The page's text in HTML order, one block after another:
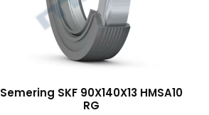
Semering SKF 90X140X13 HMSA10
RG